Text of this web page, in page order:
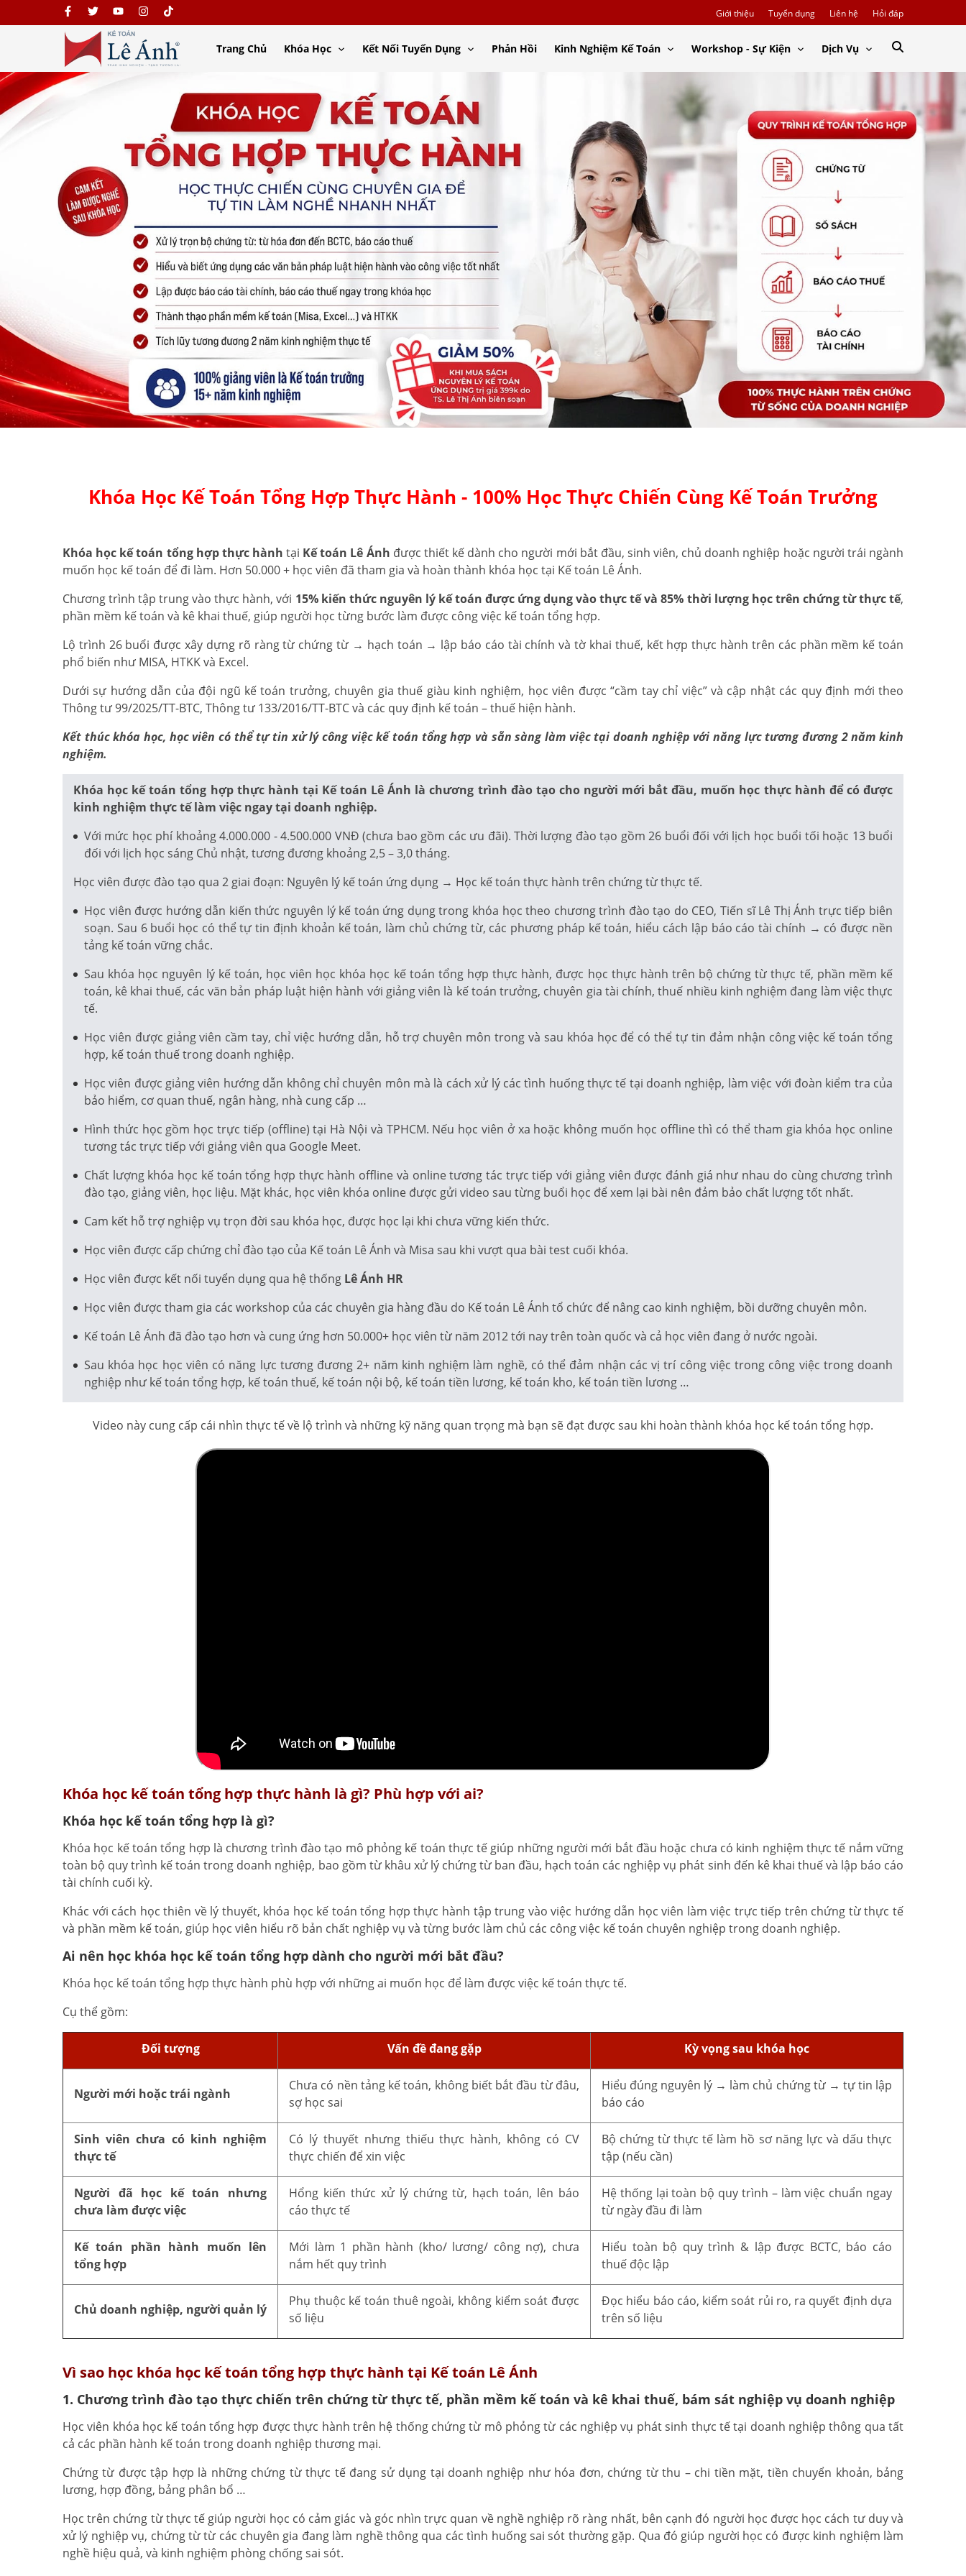
Giới thiệu Tuyển dụng Liên hệ Hỏi đáp
Trang Chủ Khóa Học Kết Nối Tuyển Dụng Phản Hồi Kinh Nghiệm Kế Toán Workshop - Sự Kiện Dịch Vụ
Khóa Học Kế Toán Tổng Hợp Thực Hành - 100% Học Thực Chiến Cùng Kế Toán Trưởng
Khóa học kế toán tổng hợp thực hành tại Kế toán Lê Ánh được thiết kế dành cho người mới bắt đầu, sinh viên, chủ doanh nghiệp hoặc người trái ngành
muốn học kế toán để đi làm. Hơn 50.000 + học viên đã tham gia và hoàn thành khóa học tại Kế toán Lê Ánh.
Chương trình tập trung vào thực hành, với 15% kiến thức nguyên lý kế toán được ứng dụng vào thực tế và 85% thời lượng học trên chứng từ thực tế,
phần mềm kế toán và kê khai thuế, giúp người học từng bước làm được công việc kế toán tổng hợp.
Lộ trình 26 buổi được xây dựng rõ ràng từ chứng từ → hạch toán → lập báo cáo tài chính và tờ khai thuế, kết hợp thực hành trên các phần mềm kế toán
phổ biến như MISA, HTKK và Excel.
Dưới sự hướng dẫn của đội ngũ kế toán trưởng, chuyên gia thuế giàu kinh nghiệm, học viên được “cầm tay chỉ việc” và cập nhật các quy định mới theo
Thông tư 99/2025/TT-BTC, Thông tư 133/2016/TT-BTC và các quy định kế toán – thuế hiện hành.
Kết thúc khóa học, học viên có thể tự tin xử lý công việc kế toán tổng hợp và sẵn sàng làm việc tại doanh nghiệp với năng lực tương đương 2 năm kinh
nghiệm.
Khóa học kế toán tổng hợp thực hành tại Kế toán Lê Ánh là chương trình đào tạo cho người mới bắt đầu, muốn học thực hành để có được
kinh nghiệm thực tế làm việc ngay tại doanh nghiệp.
Với mức học phí khoảng 4.000.000 - 4.500.000 VNĐ (chưa bao gồm các ưu đãi). Thời lượng đào tạo gồm 26 buổi đối với lịch học buổi tối hoặc 13 buổi
đối với lịch học sáng Chủ nhật, tương đương khoảng 2,5 – 3,0 tháng.
Học viên được đào tạo qua 2 giai đoạn: Nguyên lý kế toán ứng dụng → Học kế toán thực hành trên chứng từ thực tế.
Học viên được hướng dẫn kiến thức nguyên lý kế toán ứng dụng trong khóa học theo chương trình đào tạo do CEO, Tiến sĩ Lê Thị Ánh trực tiếp biên
soạn. Sau 6 buổi học có thể tự tin định khoản kế toán, làm chủ chứng từ, các phương pháp kế toán, hiểu cách lập báo cáo tài chính → có được nền
tảng kế toán vững chắc.
Sau khóa học nguyên lý kế toán, học viên học khóa học kế toán tổng hợp thực hành, được học thực hành trên bộ chứng từ thực tế, phần mềm kế
toán, kê khai thuế, các văn bản pháp luật hiện hành với giảng viên là kế toán trưởng, chuyên gia tài chính, thuế nhiều kinh nghiệm đang làm việc thực
tế.
Học viên được giảng viên cầm tay, chỉ việc hướng dẫn, hỗ trợ chuyên môn trong và sau khóa học để có thể tự tin đảm nhận công việc kế toán tổng
hợp, kế toán thuế trong doanh nghiệp.
Học viên được giảng viên hướng dẫn không chỉ chuyên môn mà là cách xử lý các tình huống thực tế tại doanh nghiệp, làm việc với đoàn kiểm tra của
bảo hiểm, cơ quan thuế, ngân hàng, nhà cung cấp …
Hình thức học gồm học trực tiếp (offline) tại Hà Nội và TPHCM. Nếu học viên ở xa hoặc không muốn học offline thì có thể tham gia khóa học online
tương tác trực tiếp với giảng viên qua Google Meet.
Chất lượng khóa học kế toán tổng hợp thực hành offline và online tương tác trực tiếp với giảng viên được đánh giá như nhau do cùng chương trình
đào tạo, giảng viên, học liệu. Mặt khác, học viên khóa online được gửi video sau từng buổi học để xem lại bài nên đảm bảo chất lượng tốt nhất.
Cam kết hỗ trợ nghiệp vụ trọn đời sau khóa học, được học lại khi chưa vững kiến thức.
Học viên được cấp chứng chỉ đào tạo của Kế toán Lê Ánh và Misa sau khi vượt qua bài test cuối khóa.
Học viên được kết nối tuyển dụng qua hệ thống Lê Ánh HR
Học viên được tham gia các workshop của các chuyên gia hàng đầu do Kế toán Lê Ánh tổ chức để nâng cao kinh nghiệm, bồi dưỡng chuyên môn.
Kế toán Lê Ánh đã đào tạo hơn và cung ứng hơn 50.000+ học viên từ năm 2012 tới nay trên toàn quốc và cả học viên đang ở nước ngoài.
Sau khóa học học viên có năng lực tương đương 2+ năm kinh nghiệm làm nghề, có thể đảm nhận các vị trí công việc trong công việc trong doanh
nghiệp như kế toán tổng hợp, kế toán thuế, kế toán nội bộ, kế toán tiền lương, kế toán kho, kế toán tiền lương …
Video này cung cấp cái nhìn thực tế về lộ trình và những kỹ năng quan trọng mà bạn sẽ đạt được sau khi hoàn thành khóa học kế toán tổng hợp.
Khóa học kế toán tổng hợp thực hành là gì? Phù hợp với ai?
Khóa học kế toán tổng hợp là gì?
Khóa học kế toán tổng hợp là chương trình đào tạo mô phỏng kế toán thực tế giúp những người mới bắt đầu hoặc chưa có kinh nghiệm thực tế nắm vững
toàn bộ quy trình kế toán trong doanh nghiệp, bao gồm từ khâu xử lý chứng từ ban đầu, hạch toán các nghiệp vụ phát sinh đến kê khai thuế và lập báo cáo
tài chính cuối kỳ.
Khác với cách học thiên về lý thuyết, khóa học kế toán tổng hợp thực hành tập trung vào việc hướng dẫn học viên làm việc trực tiếp trên chứng từ thực tế
và phần mềm kế toán, giúp học viên hiểu rõ bản chất nghiệp vụ và từng bước làm chủ các công việc kế toán chuyên nghiệp trong doanh nghiệp.
Ai nên học khóa học kế toán tổng hợp dành cho người mới bắt đầu?
Khóa học kế toán tổng hợp thực hành phù hợp với những ai muốn học để làm được việc kế toán thực tế.
Cụ thể gồm:
Đối tượng Vấn đề đang gặp Kỳ vọng sau khóa học
Người mới hoặc trái ngành
Chưa có nền tảng kế toán, không biết bắt đầu từ đâu,
sợ học sai
Hiểu đúng nguyên lý → làm chủ chứng từ → tự tin lập
báo cáo
Sinh viên chưa có kinh nghiệm
thực tế
Có lý thuyết nhưng thiếu thực hành, không có CV
thực chiến để xin việc
Bộ chứng từ thực tế làm hồ sơ năng lực và dấu thực
tập (nếu cần)
Người đã học kế toán nhưng
chưa làm được việc
Hổng kiến thức xử lý chứng từ, hạch toán, lên báo
cáo thực tế
Hệ thống lại toàn bộ quy trình – làm việc chuẩn ngay
từ ngày đầu đi làm
Kế toán phần hành muốn lên
tổng hợp
Mới làm 1 phần hành (kho/ lương/ công nợ), chưa
nắm hết quy trình
Hiểu toàn bộ quy trình & lập được BCTC, báo cáo
thuế độc lập
Chủ doanh nghiệp, người quản lý
Phụ thuộc kế toán thuê ngoài, không kiểm soát được
số liệu
Đọc hiểu báo cáo, kiểm soát rủi ro, ra quyết định dựa
trên số liệu
Vì sao học khóa học kế toán tổng hợp thực hành tại Kế toán Lê Ánh
1. Chương trình đào tạo thực chiến trên chứng từ thực tế, phần mềm kế toán và kê khai thuế, bám sát nghiệp vụ doanh nghiệp
Học viên khóa học kế toán tổng hợp được thực hành trên hệ thống chứng từ mô phỏng từ các nghiệp vụ phát sinh thực tế tại doanh nghiệp thông qua tất
cả các phần hành kế toán trong doanh nghiệp thương mại.
Chứng từ được tập hợp là những chứng từ thực tế đang sử dụng tại doanh nghiệp như hóa đơn, chứng từ thu – chi tiền mặt, tiền chuyển khoản, bảng
lương, hợp đồng, bảng phân bổ …
Học trên chứng từ thực tế giúp người học có cảm giác và góc nhìn trực quan về nghề nghiệp rõ ràng nhất, bên cạnh đó người học được học cách tư duy và
xử lý nghiệp vụ, chứng từ từ các chuyên gia đang làm nghề thông qua các tình huống sai sót thường gặp. Qua đó giúp người học có được kinh nghiệm làm
nghề hiệu quả, và kinh nghiệm phòng chống sai sót.